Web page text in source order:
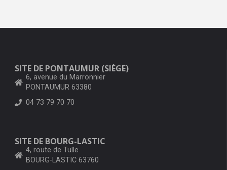
SITE DE PONTAUMUR (SIÈGE)
6, avenue du Marronnier
PONTAUMUR 63380
04 73 79 70 70
SITE DE BOURG-LASTIC
4, route de Tulle
BOURG-LASTIC 63760